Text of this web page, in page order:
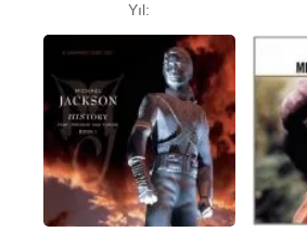
Yıl: